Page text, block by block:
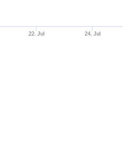
22. Jul 24. Jul